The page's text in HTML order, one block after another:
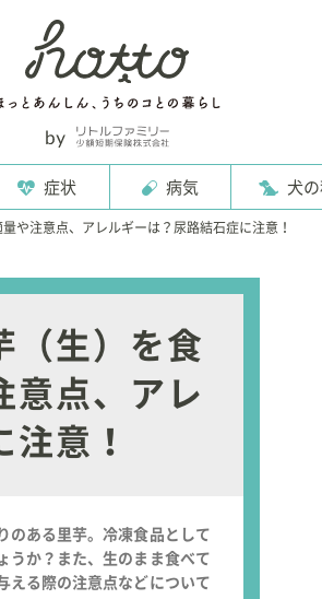
症状 病気 犬
や注意点、アレルギーは？尿路結石症に注意！
（生）を食
意点、アレ
意！
のある里芋。冷凍食品として
うか？また、生のまま食べて
える際の注意点などについて